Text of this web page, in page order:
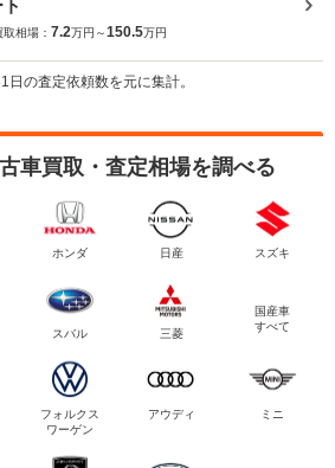
相場： 7.2万円～150.5万円
の査定依頼数を元に集計。
車買取・査定相場を調べる
ホンダ 日産 スズキ
スバル 三菱
国産車
すべて
フォルクス
ワーゲン
アウディ ミニ